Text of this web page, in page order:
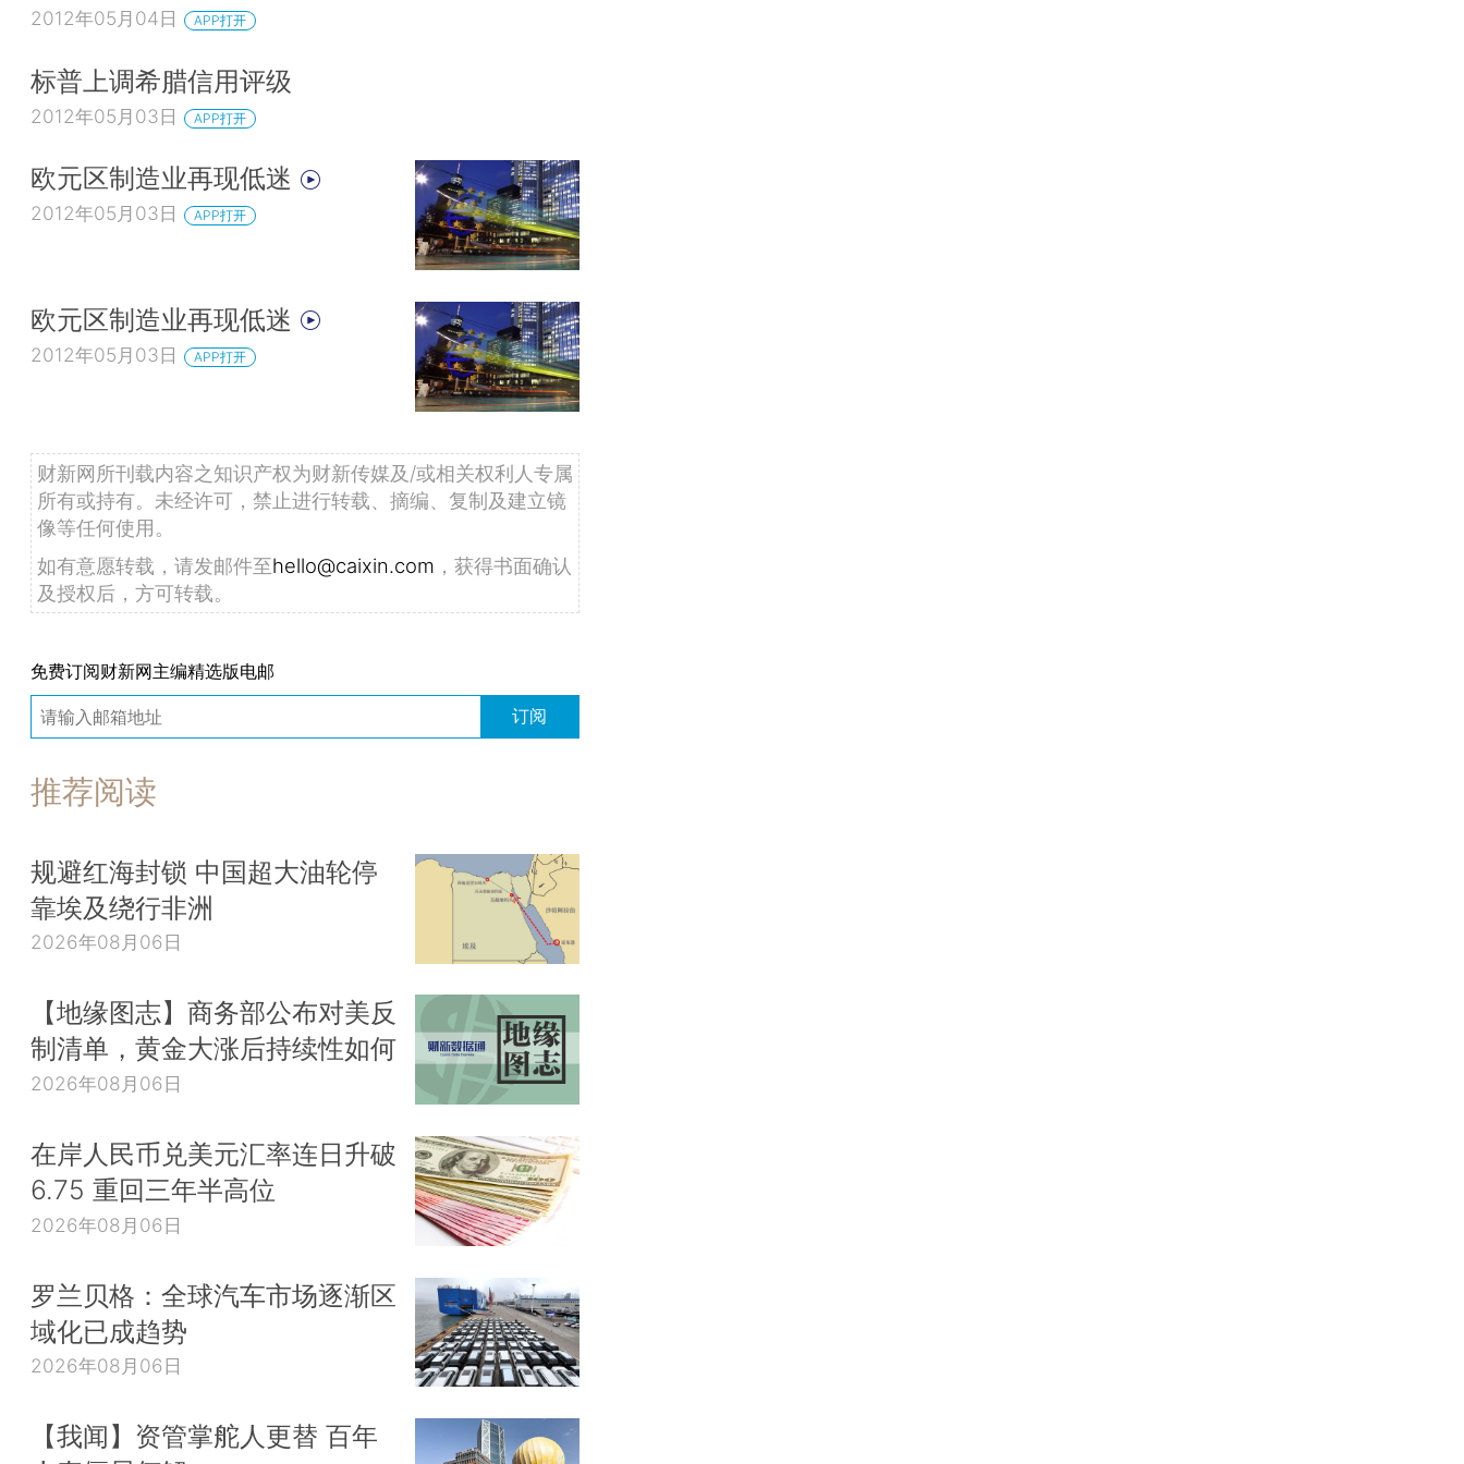
2012年05月04日 APP打开
标普上调希腊信用评级
2012年05月03日 APP打开
欧元区制造业再现低迷
2012年05月03日 APP打开
欧元区制造业再现低迷
2012年05月03日 APP打开
财新网所刊载内容之知识产权为财新传媒及/或相关权利人专属
所有或持有。未经许可，禁止进行转载、摘编、复制及建立镜
像等任何使用。
如有意愿转载，请发邮件至hello@caixin.com ，获得书面确认
及授权后，方可转载。
免费订阅财新网主编精选版电邮
订阅
推荐阅读
规避红海封锁 中国超大油轮停
靠埃及绕行非洲
2026年08月06日
【地缘图志】商务部公布对美反
制清单，黄金大涨后持续性如何
2026年08月06日
在岸人民币兑美元汇率连日升破
6.75 重回三年半高位
2026年08月06日
罗兰贝格：全球汽车市场逐渐区
域化已成趋势
2026年08月06日
【我闻】资管掌舵人更替 百年